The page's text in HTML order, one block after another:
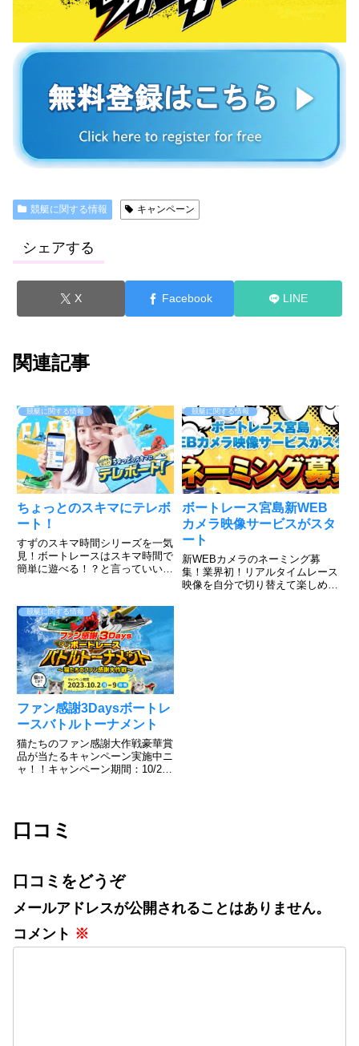
競艇に関する情報 キャンペーン
シェアする
X Facebook LINE
関連記事
競艇に関する情報
ちょっとのスキマにテレボ
ート！
すずのスキマ時間シリーズを一気
見！ボートレースはスキマ時間で
簡単に遊べる！？と言っていいの
画をご覧下さい。簡単に登録でき
て、好きな色を選んで勝負できる
のがボートレース！だが、そん
な...
競艇に関する情報
ボートレース宮島新WEB
カメラ映像サービスがスタ
ート
新WEBカメラのネーミング募
集！業界初！リアルタイムレース
映像を自分で切り替えて楽しめ
競艇に関する情報
ファン感謝3Daysボートレ
ースバトルトーナメント
猫たちのファン感謝大作戦豪華賞
品が当たるキャンペーン実施中ニ
ャ！！キャンペーン期間：10/2～
る！キャンペーン投稿をリポスト
するだけInstagra...
口コミ
口コミをどうぞ
メールアドレスが公開されることはありません。
コメント ※